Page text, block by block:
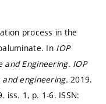
process in the
In IOP
and Engineering. IOP
engineering. 2019.
iss. 1, p. 1-6. ISSN: